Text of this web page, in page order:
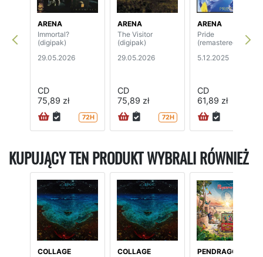
ARENA
Immortal?
(digipak)
29.05.2026
CD
75,89 zł
72H
ARENA
The Visitor
(digipak)
29.05.2026
CD
75,89 zł
72H
ARENA
Pride
(remastered)
5.12.2025
CD
61,89 zł
KUPUJĄCY TEN PRODUKT WYBRALI RÓWNIEŻ
COLLAGE
COLLAGE
PENDRAGON